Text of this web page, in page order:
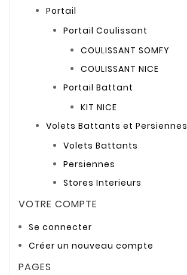
Portail
Portail Coulissant
COULISSANT SOMFY
COULISSANT NICE
Portail Battant
KIT NICE
Volets Battants et Persiennes
Volets Battants
Persiennes
Stores Interieurs
VOTRE COMPTE
Se connecter
Créer un nouveau compte
PAGES